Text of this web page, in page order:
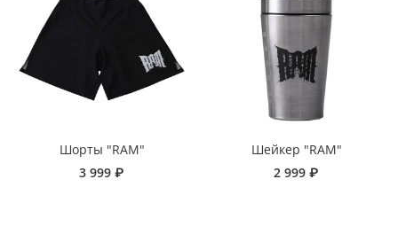
Шорты "RAM"
3 999 ₽
Шейкер "RAM"
2 999 ₽